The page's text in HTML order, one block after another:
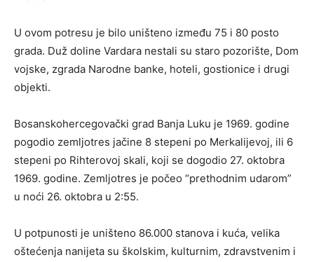
U ovom potresu je bilo uništeno između 75 i 80 posto
grada. Duž doline Vardara nestali su staro pozorište, Dom
vojske, zgrada Narodne banke, hoteli, gostionice i drugi
objekti.
Bosanskohercegovački grad Banja Luku je 1969. godine
pogodio zemljotres jačine 8 stepeni po Merkalijevoj, ili 6
stepeni po Rihterovoj skali, koji se dogodio 27. oktobra
1969. godine. Zemljotres je počeo “prethodnim udarom”
u noći 26. oktobra u 2:55.
U potpunosti je uništeno 86.000 stanova i kuća, velika
oštećenja nanijeta su školskim, kulturnim, zdravstvenim i